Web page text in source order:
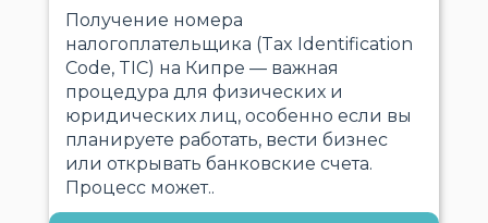
Получение номера
налогоплательщика (Tax Identification
Code, TIC) на Кипре — важная
процедура для физических и
юридических лиц, особенно если вы
планируете работать, вести бизнес
или открывать банковские счета.
Процесс может..